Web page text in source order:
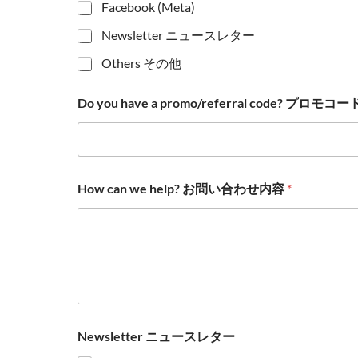
Facebook (Meta)
Newsletter ニュースレター
Others その他
Do you have a promo/referral code? プロモコー
How can we help? お問い合わせ内容 *
Newsletter ニュースレター